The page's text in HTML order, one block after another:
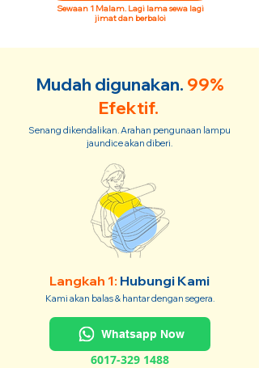
Sewaan 1 Malam. Lagi lama sewa lagi
jimat dan berbaloi
Mudah digunakan. 99%
Efektif.
Senang dikendalikan. Arahan pengunaan lampu
jaundice akan diberi.
Langkah 1: Hubungi Kami
Kami akan balas & hantar dengan segera.
Whatsapp Now
6017-329 1488